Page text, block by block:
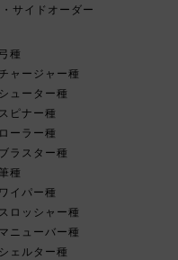
サイドオーダー
弓種
チャージャー種
シューター種
スピナー種
ローラー種
ブラスター種
筆種
ワイパー種
スロッシャー種
マニューバー種
シェルター種